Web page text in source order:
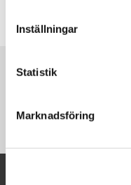
Inställningar
Statistik
Marknadsföring
Mer